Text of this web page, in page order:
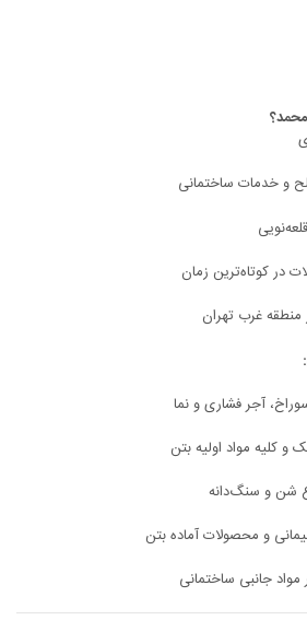
و خدمات ساختمانی
در کوتاه‌ترین زمان
منطقه غرب تهران
کلیه مواد اولیه بتن
شن و سنگ‌دانه
و محصولات آماده بتن
جانبی ساختمانی